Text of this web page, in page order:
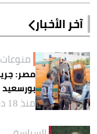
آخر الأخبار
منوعات
مصر:
بورسعيد
منذ 18 دقيقة